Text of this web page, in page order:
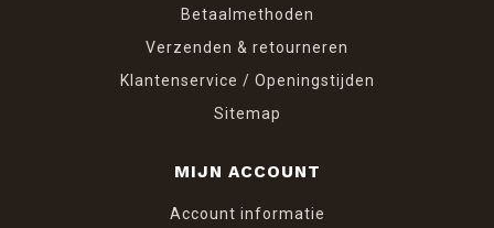
Betaalmethoden
Verzenden & retourneren
Klantenservice / Openingstijden
Sitemap
MIJN ACCOUNT
Account informatie